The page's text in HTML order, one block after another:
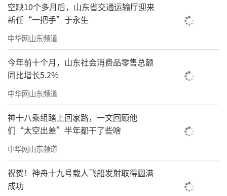
此外，烟台蓝天投资控股集团有限公司持
有的恒丰银行11.71亿股股权被淄博市中级人民
法院司法冻结，冻结期限至2028年6月10日。该
公司为恒丰银行第五大股东，持股数量为23.08
亿股，持股比例为2.07%。
空缺10个多月后，山东省交通运输厅迎来
新任“一把手”于永生
中华网山东频道
今年前十个月，山东社会消费品零售总额
同比增长5.2%
中华网山东频道
神十八乘组踏上回家路，一文回顾他
们“太空出差”半年都干了些啥
中华网山东频道
祝贺！神舟十九号载人飞船发射取得圆满
成功